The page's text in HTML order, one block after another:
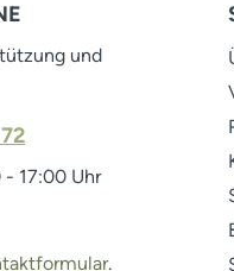
und
- 17:00 Uhr
.